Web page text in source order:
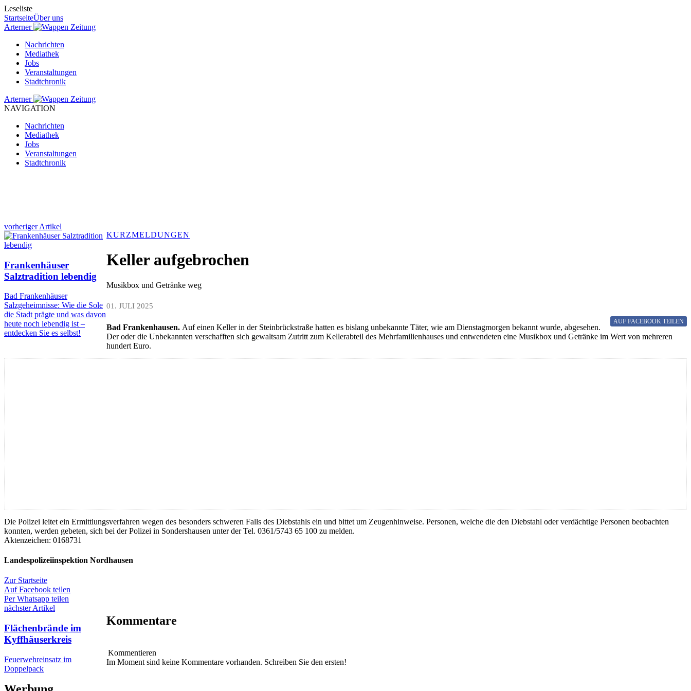
Leseliste
StartseiteÜber uns
Arterner
Zeitung
Nachrichten
Mediathek
Jobs
Veranstaltungen
Stadtchronik
Arterner
Zeitung
NAVIGATION
Nachrichten
Mediathek
Jobs
Veranstaltungen
Stadtchronik
vorheriger Artikel
Frankenhäuser
Salztradition lebendig
Bad Frankenhäuser
Salzgeheimnisse: Wie die Sole
die Stadt prägte und was davon
heute noch lebendig ist –
entdecken Sie es selbst!
KURZMELDUNGEN
Keller aufgebrochen
Musikbox und Getränke weg
01. JULI 2025
AUF FACEBOOK TEILEN
Bad Frankenhausen. Auf einen Keller in der Steinbrückstraße hatten es bislang unbekannte Täter, wie am Dienstagmorgen bekannt wurde, abgesehen.
Der oder die Unbekannten verschafften sich gewaltsam Zutritt zum Kellerabteil des Mehrfamilienhauses und entwendeten eine Musikbox und Getränke im Wert von mehreren
hundert Euro.
Die Polizei leitet ein Ermittlungsverfahren wegen des besonders schweren Falls des Diebstahls ein und bittet um Zeugenhinweise. Personen, welche die den Diebstahl oder verdächtige Personen beobachten
konnten, werden gebeten, sich bei der Polizei in Sondershausen unter der Tel. 0361/5743 65 100 zu melden.
Aktenzeichen: 0168731
Landespolizeiinspektion Nordhausen
Zur Startseite
Auf Facebook teilen
Per Whatsapp teilen
nächster Artikel
Flächenbrände im
Kyffhäuserkreis
Feuerwehreinsatz im
Doppelpack
Kommentare
Kommentieren
Im Moment sind keine Kommentare vorhanden. Schreiben Sie den ersten!